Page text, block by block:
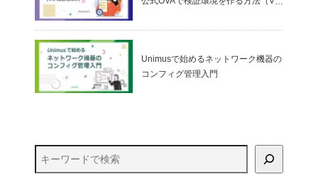
Unimusで始めるネットワーク機器の
コンフィグ管理入門